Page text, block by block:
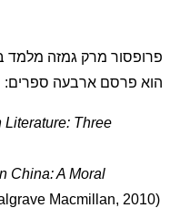
פרופסור מרק גמזה מלמד
הוא פרסם ארבעה ספרים:
Literature: Three
China: A Moral
Macmillan, 2010)